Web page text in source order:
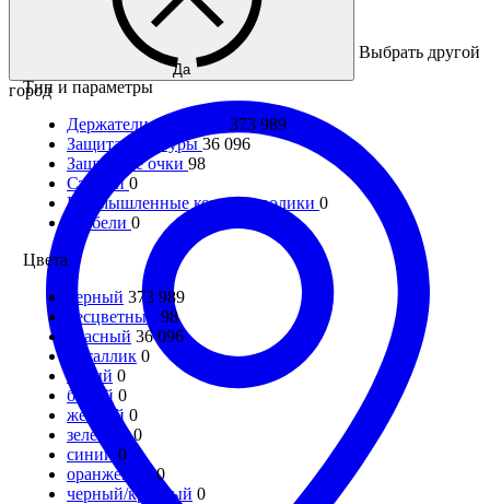
Да
Выбрать другой
город
Тип и параметры
Держатели арматуры 373 989
Защита арматуры36 096
Защитные очки 98
Стяжки0
Промышленные колеса и ролики 0
Дюбели 0
Цвета
черный 373 989
бесцветный
98
красный 36 096
металлик 0
серый 0
белый 0
желтый 0
зеленый 0
синий 0
оранжевый
0
черный/красный 0